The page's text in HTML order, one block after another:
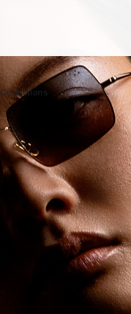
Collections